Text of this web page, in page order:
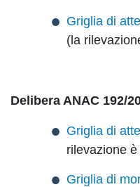
Griglia di
(la
Delibera ANAC 192/
Griglia di
rilevazione
Griglia di